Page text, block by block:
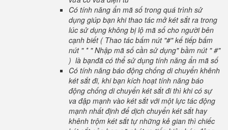
Có tính năng ẩn mã số trong quá trình sử
dụng giúp bạn khi thao tác mở két sắt ra trong
lúc sử dụng không bị lộ mã số cho người bên
cạnh biết ( Thao tác bấm nút "#" kế tiếp bấm
nút " * " Nhập mã số cần sử dụng" bầm nút " #"
) là bạnđã có thể sử dụng tính năng ẩn mã số
Có tính năng báo động chống di chuyển khênh
két sắt đi, khi bạn kích hoạt tính năng báo
động chống di chuyển két sắt đi thì khi có sự
va đập mạnh vào két sắt với một lực tác động
mạnh nhất định để dịch chuyển két sắt hay
khênh trộm két sắt tự những kẻ gian thì chiếc